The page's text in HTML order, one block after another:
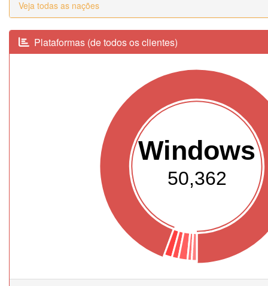
Veja todas as nações
Plataformas (de todos os clientes)
Windows
50,362